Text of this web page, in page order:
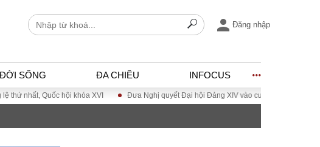
Đăng nhập
ĐỜI SỐNG ĐA CHIỀU INFOCUS
Quốc hội khóa XVI Đưa Nghị quyết Đại hội Đảng XIV vào cuộc sống